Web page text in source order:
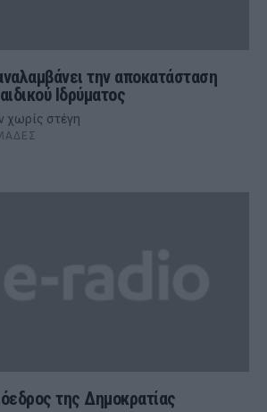
την αποκατάσταση
Ιδρύματος
χωρίς στέγη
της Δημοκρατίας